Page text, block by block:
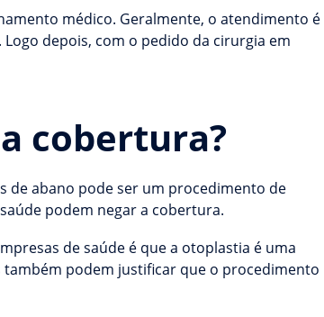
médico. Geralmente, o atendimento é
depois, com o pedido da cirurgia em
cobertura?
de abano pode ser um procedimento de
podem negar a cobertura.
de saúde é que a otoplastia é uma
podem justificar que o procedimento